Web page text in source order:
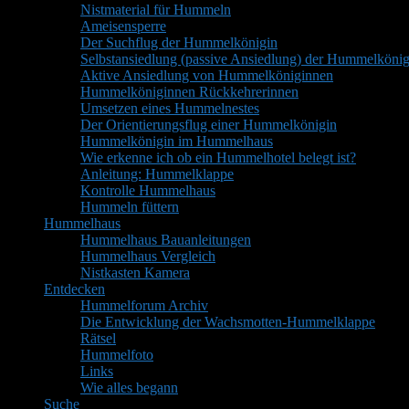
Nistmaterial für Hummeln
Ameisensperre
Der Suchflug der Hummelkönigin
Selbstansiedlung (passive Ansiedlung) der
Aktive Ansiedlung von Hummelköniginnen
Hummelköniginnen Rückkehrerinnen
Umsetzen eines Hummelnestes
Der Orientierungsflug einer Hummelkönigin
Hummelkönigin im Hummelhaus
Wie erkenne ich ob ein Hummelhotel belegt ist?
Anleitung: Hummelklappe
Kontrolle Hummelhaus
Hummeln füttern
Hummelhaus
Hummelhaus Bauanleitungen
Hummelhaus Vergleich
Nistkasten Kamera
Entdecken
Hummelforum Archiv
Die Entwicklung der Wachsmotten-Hummelklappe
Rätsel
Hummelfoto
Links
Wie alles begann
Suche